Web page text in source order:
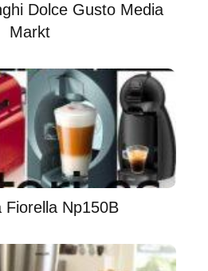
Dolce Gusto Media
Markt
Fiorella Np150B